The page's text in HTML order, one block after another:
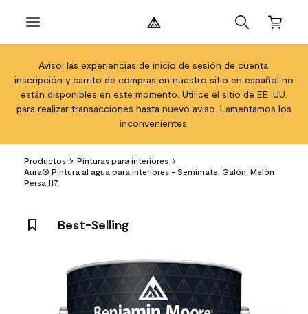
Aviso: las experiencias de inicio de sesión de cuenta,
inscripción y carrito de compras en nuestro sitio en español no
están disponibles en este momento. Utilice el sitio de EE. UU.
para realizar transacciones hasta nuevo aviso. Lamentamos los
inconvenientes.
Productos
Pinturas para interiores
Aura® Pintura al agua para interiores - Semimate, Galón, Melón
Persa 117
Best-Selling